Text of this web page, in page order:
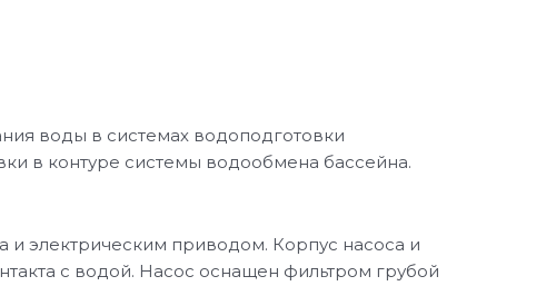
воды в системах водоподготовки
в контуре системы водообмена бассейна.
и электрическим приводом. Корпус насоса и
с водой. Насос оснащен фильтром грубой